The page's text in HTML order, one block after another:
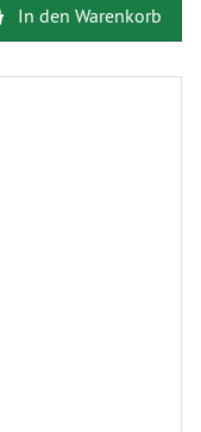
In den Warenkorb